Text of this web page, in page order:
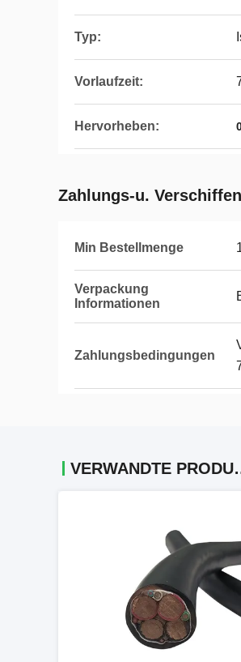
Typ:
Vorlaufzeit:
Hervorheben:
Zahlungs-u.
Min Bestellmenge
Verpackung
Informationen
Zahlungsbedingungen